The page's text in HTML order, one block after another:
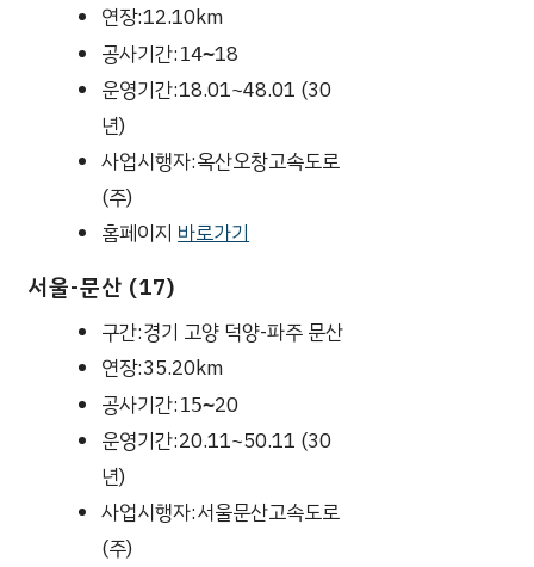
연장:12.10km
공사기간: 14~18
운영기간:18.01~48.01 (30
년)
사업시행자:옥산오창고속도로
(주)
홈페이지 바로가기
서울-문산 (17)
구간:경기 고양 덕양-파주 문산
연장:35.20km
공사기간: 15~20
운영기간:20.11~50.11 (30
년)
사업시행자:서울문산고속도로
(주)